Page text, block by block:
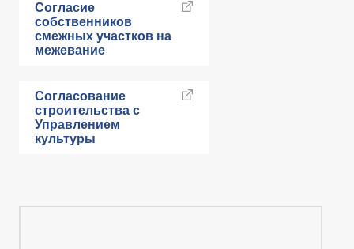
Согласие
собственников
смежных участков на
межевание
Согласование
строительства с
Управлением
культуры